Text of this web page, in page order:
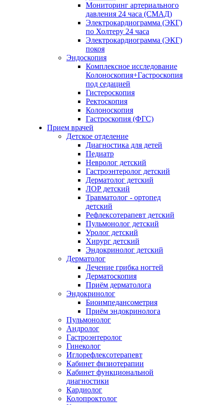
Мониторинг артериального
давления 24 часа (СМАД)
Электрокардиограмма (ЭКГ)
по Холтеру 24 часа
Электрокардиограмма (ЭКГ)
покоя
Эндоскопия
Комплексное исследование
Колоноскопия+Гастроскопия
под седацией
Гистероскопия
Ректоскопия
Колоноскопия
Гастроскопия (ФГС)
Прием врачей
Детское отделение
Диагностика для детей
Педиатр
Невролог детский
Гастроэнтеролог детский
Дерматолог детский
ЛОР детский
Травматолог - ортопед
детский
Рефлексотерапевт детский
Пульмонолог детский
Уролог детский
Хирург детский
Эндокринолог детский
Дерматолог
Лечение грибка ногтей
Дерматоскопия
Приём дерматолога
Эндокринолог
Биоимпедансометрия
Приём эндокринолога
Пульмонолог
Андролог
Гастроэнтеролог
Гинеколог
Иглорефлексотерапевт
Кабинет физиотерапии
Кабинет функциональной
диагностики
Кардиолог
Колопроктолог